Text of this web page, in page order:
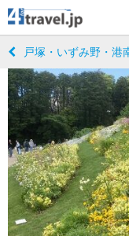
戸塚・いずみ野・港